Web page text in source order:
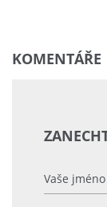
KOMENTÁŘE